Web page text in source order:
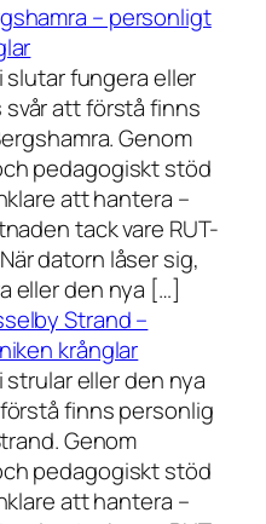
– personligt
slutar fungera eller
att förstå finns
Genom
pedagogiskt stöd
att hantera –
tack vare RUT-
datorn låser sig,
eller den nya […]
Strand –
krånglar
strular eller den nya
finns personlig
Genom
pedagogiskt stöd
att hantera –